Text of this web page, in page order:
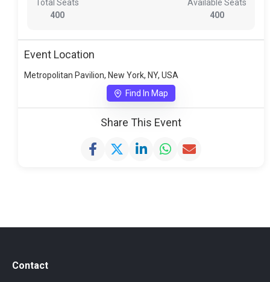
Total Seats
400
Available Seats
400
Event Location
Metropolitan Pavilion, New York, NY, USA
Find In Map
Share This Event
Contact